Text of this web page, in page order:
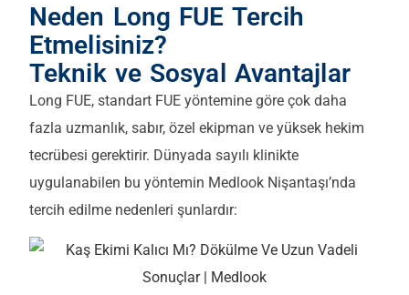
Neden Long FUE Tercih
Etmelisiniz?
Teknik ve Sosyal Avantajlar
Long FUE, standart FUE yöntemine göre çok daha
fazla uzmanlık, sabır, özel ekipman ve yüksek hekim
tecrübesi gerektirir. Dünyada sayılı klinikte
uygulanabilen bu yöntemin Medlook Nişantaşı’nda
tercih edilme nedenleri şunlardır: